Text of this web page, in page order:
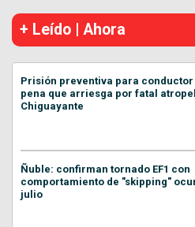
+ Leído | Ahora
Prisión preventiva para conductor
pena que arriesga por fatal
Chiguayante
Ñuble: confirman tornado EF1 con
comportamiento de "skipping"
julio